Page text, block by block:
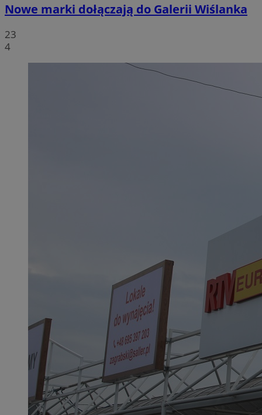
Nowe marki dołączają do Galerii Wiślanka
23
4